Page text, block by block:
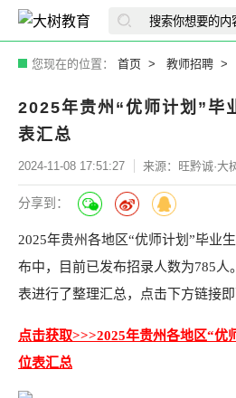
您现在的位置： 首页 教师招聘
2025年贵州“优师计划”毕
表汇总
2024-11-08 17:51:27 来源：旺黔诚·大
分享到：
2025年贵州各地区“优师计划”毕业
布中，目前已发布招录人数为785人
表进行了整理汇总，点击下方链接即
点击获取>>>2025年贵州各地区“优
位表汇总